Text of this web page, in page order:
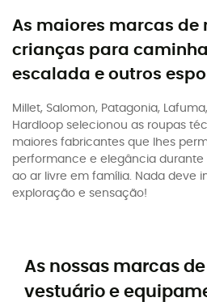
As maiores marcas de
crianças para
escalada e outros
Millet, Salomon, Patagonia,
Hardloop selecionou as roupas
maiores fabricantes que lhes
performance e elegância durante
ao ar livre em família. Nada deve
exploração e sensação!
As nossas marcas
vestuário e